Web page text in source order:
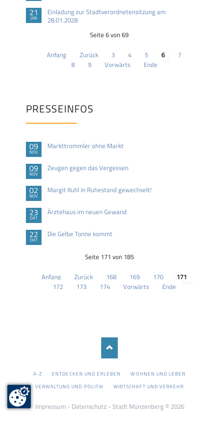
21
JAN
Einladung zur Stadtverordnetensitzung am
28.01.2028
Seite 6 von 69
Anfang Zurück 3 4 5 6
7
8
9 Vorwärts Ende
PRESSEINFOS
09
NOV
Markttrommler ohne Markt
09
NOV
Zeugen gegen das Vergessen
02
NOV
Margit Kuhl in Ruhestand gewechselt!
23
OKT
Ärztehaus im neuen Gewand
22
OKT
Die Gelbe Tonne kommt
Seite 171 von 185
Anfang Zurück 168 169 170
171
172
173 174 Vorwärts Ende
NAVIGATION
A-Z ENTDECKEN UND ERLEBEN
WOHNEN UND LEBEN
VERWALTUNG UND POLITIK
WIRTSCHAFT UND VERKEHR
Impressum - Datenschutz- Stadt Münzenberg © 2026